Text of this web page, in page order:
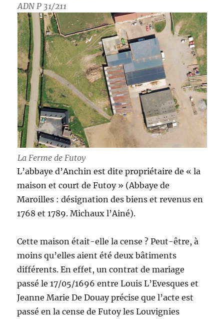
ADN P 31/211
La Ferme de Futoy
L’abbaye d’Anchin est dite propriétaire de « la
maison et court de Futoy » (Abbaye de
Maroilles : désignation des biens et revenus en
1768 et 1789. Michaux l’Ainé).
Cette maison était-elle la cense ? Peut-être, à
moins qu’elles aient été deux bâtiments
différents. En effet, un contrat de mariage
passé le 17/05/1696 entre Louis L’Evesques et
Jeanne Marie De Douay précise que l’acte est
passé en la cense de Futoy les Louvignies